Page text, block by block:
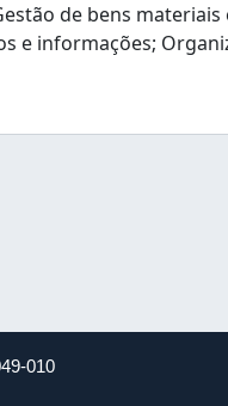
de bens
e informações;
010